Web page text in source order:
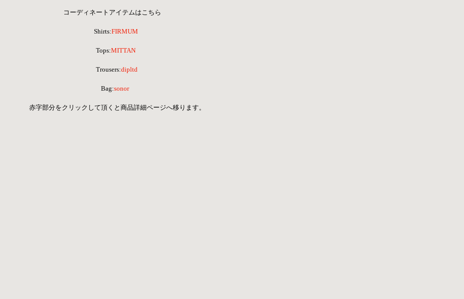
コーディネートアイテムはこちら
Shirts:FIRMUM
Tops:MITTAN
Trousers:dipltd
Bag:sonor
赤字部分をクリックして頂くと商品詳細ページへ移ります。